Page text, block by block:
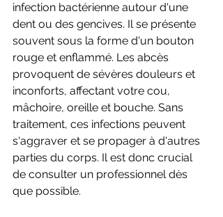
infection bactérienne autour d'une
dent ou des gencives. Il se présente
souvent sous la forme d'un bouton
rouge et enflammé. Les abcès
provoquent de sévères douleurs et
inconforts, affectant votre cou,
mâchoire, oreille et bouche. Sans
traitement, ces infections peuvent
s'aggraver et se propager à d'autres
parties du corps. Il est donc crucial
de consulter un professionnel dès
que possible.